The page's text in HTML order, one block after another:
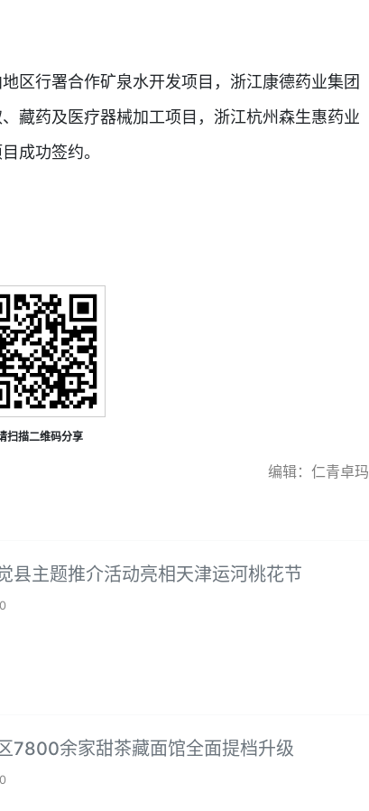
行署合作矿泉水开发项目，浙江康德药业集团
藏药及医疗器械加工项目，浙江杭州森生惠药业
成功签约。
扫描二维码分享
编辑：仁青卓玛
县主题推介活动亮相天津运河桃花节
7800余家甜茶藏面馆全面提档升级